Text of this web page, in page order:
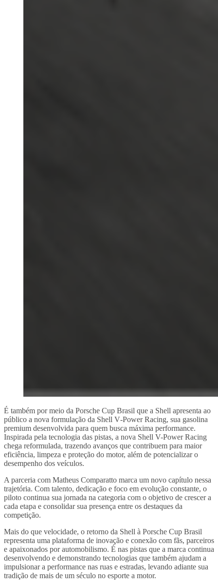
É também por meio da Porsche Cup Brasil que a Shell apresenta ao
público a nova formulação da Shell V‑Power Racing, sua gasolina
premium desenvolvida para quem busca máxima performance.
Inspirada pela tecnologia das pistas, a nova Shell V-Power Racing
chega reformulada, trazendo avanços que contribuem para maior
eficiência, limpeza e proteção do motor, além de potencializar o
desempenho dos veículos.
A parceria com Matheus Comparatto marca um novo capítulo nessa
trajetória. Com talento, dedicação e foco em evolução constante, o
piloto continua sua jornada na categoria com o objetivo de crescer a
cada etapa e consolidar sua presença entre os destaques da
competição.
Mais do que velocidade, o retorno da Shell à Porsche Cup Brasil
representa uma plataforma de inovação e conexão com fãs, parceiros
e apaixonados por automobilismo. É nas pistas que a marca continua
desenvolvendo e demonstrando tecnologias que também ajudam a
impulsionar a performance nas ruas e estradas, levando adiante sua
tradição de mais de um século no esporte a motor.